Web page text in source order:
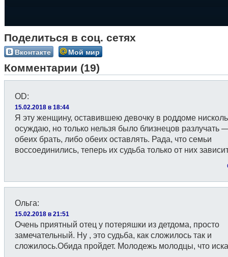
Поделиться в соц. сетях
Вконтакте Мой мир
Комментарии (19)
OD:
15.02.2018 в 18:44
Я эту женщину, оставившeю девочку в роддоме
осуждаю, но только нельзя было близнецов разлучать
обеих брать, либо обеих оставлять. Рада, что семьи
воссоединились, теперь их судьба только от них
Ольга:
15.02.2018 в 21:51
Очень приятный отец у потеряшки из детдома, просто
замечательный. Ну , это судьба, как сложилось так и
сложилось.Обида пройдет. Молодежь молодцы, что